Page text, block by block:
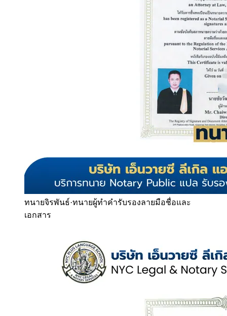
ทนายจิรพันธ์·ทนายผู้ทำคำรับรองลายมือชื่อและ
เอกสาร